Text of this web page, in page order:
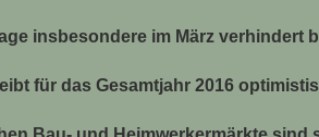
insbesondere im März verhindert
für das Gesamtjahr 2016